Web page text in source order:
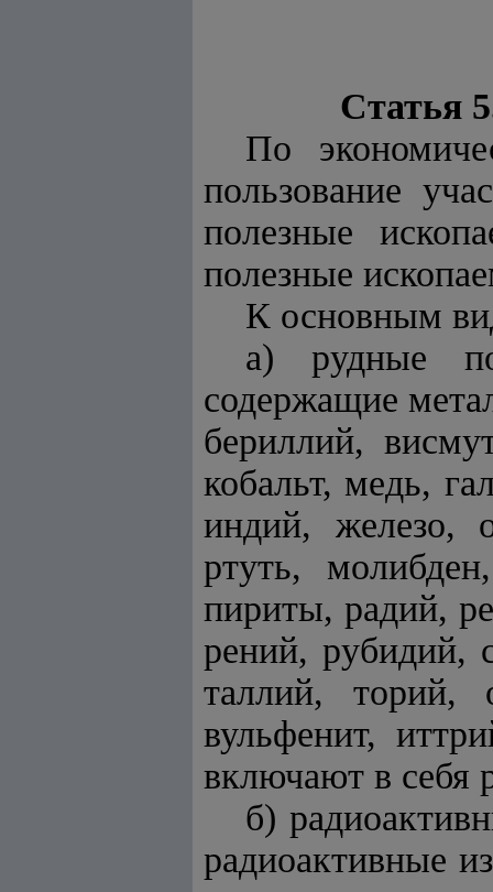
Статья
По
пользование
полезные
полезные
К основным
а) рудные
содержащие
бериллий,
кобальт, медь,
индий, железо,
ртуть,
пириты, радий,
рений, рубидий,
таллий, торий,
вульфенит,
включают в себя
б)
радиоактивные